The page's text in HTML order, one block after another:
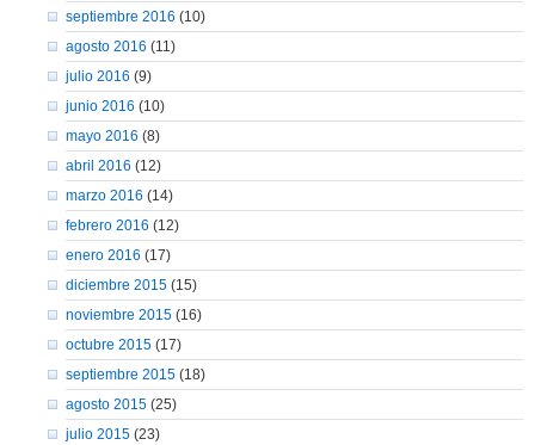
septiembre 2016 (10)
agosto 2016 (11)
julio 2016 (9)
junio 2016 (10)
mayo 2016 (8)
abril 2016 (12)
marzo 2016 (14)
febrero 2016 (12)
enero 2016 (17)
diciembre 2015(15)
noviembre 2015(16)
octubre 2015(17)
septiembre 2015(18)
agosto 2015(25)
julio 2015(23)